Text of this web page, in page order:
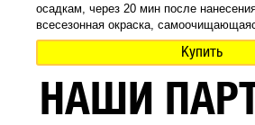
осадкам, через 20 мин после
всесезонная окраска,
Купить
НАШИ